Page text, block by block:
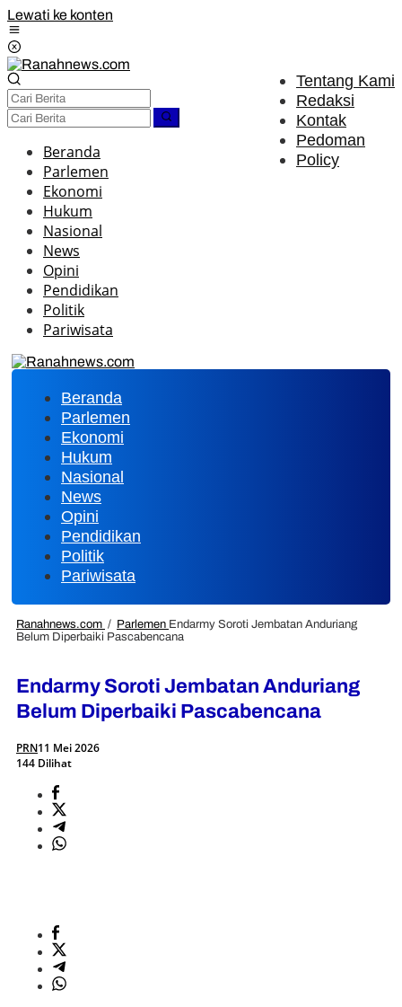
Lewati ke konten
Tentang Kami
Redaksi
Kontak
Pedoman
Policy
Beranda
Parlemen
Ekonomi
Hukum
Nasional
News
Opini
Pendidikan
Politik
Pariwisata
Beranda
Parlemen
Ekonomi
Hukum
Nasional
News
Opini
Pendidikan
Politik
Pariwisata
Ranahnews.com / Parlemen Endarmy Soroti Jembatan Anduriang
Belum Diperbaiki Pascabencana
Endarmy Soroti Jembatan Anduriang
Belum Diperbaiki Pascabencana
PRN11 Mei 2026
144 Dilihat